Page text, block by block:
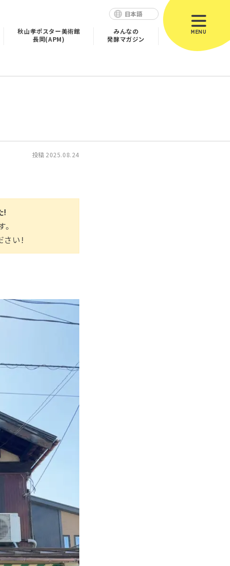
日本語
秋山孝ポスター美術館
長岡(APM)
みんなの
発酵マガジン
MENU
投稿 2025.08.24
!
さい!